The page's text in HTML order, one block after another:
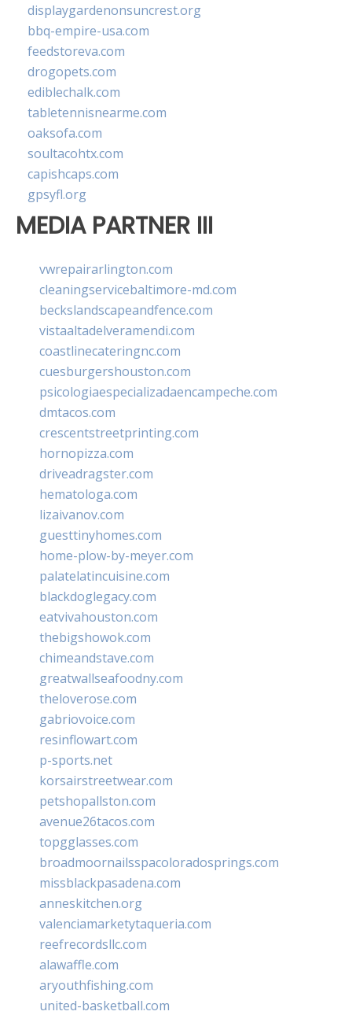
displaygardenonsuncrest.org
bbq-empire-usa.com
feedstoreva.com
drogopets.com
ediblechalk.com
tabletennisnearme.com
oaksofa.com
soultacohtx.com
capishcaps.com
gpsyfl.org
MEDIA PARTNER III
vwrepairarlington.com
cleaningservicebaltimore-md.com
beckslandscapeandfence.com
vistaaltadelveramendi.com
coastlinecateringnc.com
cuesburgershouston.com
psicologiaespecializadaencampeche.com
dmtacos.com
crescentstreetprinting.com
hornopizza.com
driveadragster.com
hematologa.com
lizaivanov.com
guesttinyhomes.com
home-plow-by-meyer.com
palatelatincuisine.com
blackdoglegacy.com
eatvivahouston.com
thebigshowok.com
chimeandstave.com
greatwallseafoodny.com
theloverose.com
gabriovoice.com
resinflowart.com
p-sports.net
korsairstreetwear.com
petshopallston.com
avenue26tacos.com
topgglasses.com
broadmoornailsspacoloradosprings.com
missblackpasadena.com
anneskitchen.org
valenciamarketytaqueria.com
reefrecordsllc.com
alawaffle.com
aryouthfishing.com
united-basketball.com